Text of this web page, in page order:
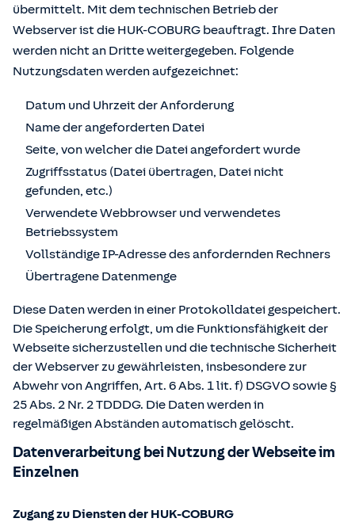
übermittelt. Mit dem technischen Betrieb der
Webserver ist die HUK-COBURG beauftragt. Ihre Daten
werden nicht an Dritte weitergegeben. Folgende
Nutzungsdaten werden aufgezeichnet:
Datum und Uhrzeit der Anforderung
Name der angeforderten Datei
Seite, von welcher die Datei angefordert wurde
Zugriffsstatus (Datei übertragen, Datei nicht
gefunden, etc.)
Verwendete Webbrowser und verwendetes
Betriebssystem
Vollständige IP-Adresse des anfordernden Rechners
Übertragene Datenmenge
Diese Daten werden in einer Protokolldatei gespeichert.
Die Speicherung erfolgt, um die Funktionsfähigkeit der
Webseite sicherzustellen und die technische Sicherheit
der Webserver zu gewährleisten, insbesondere zur
Abwehr von Angriffen, Art. 6 Abs. 1 lit. f) DSGVO sowie §
25 Abs. 2 Nr. 2 TDDDG. Die Daten werden in
regelmäßigen Abständen automatisch gelöscht.
Datenverarbeitung bei Nutzung der Webseite im
Einzelnen
Zugang zu Diensten der HUK-COBURG